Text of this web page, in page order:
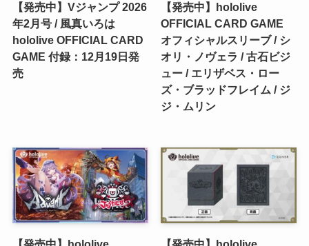
【発売中】Vジャンプ 2026
年2月号 / 風真いろは
hololive OFFICIAL CARD
GAME 付録：12月19日発
売
【発売中】hololive
OFFICIAL CARD GAME
オフィシャルスリーブ / シ
オリ・ノヴェラ / 古石ビジ
ュー / エリザベス・ロー
ズ・ブラッドフレイム / ジ
ジ・ムリン